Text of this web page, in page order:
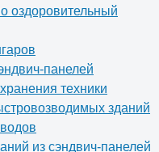
оздоровительный
панелей
техники
зданий
из сэндвич-панелей